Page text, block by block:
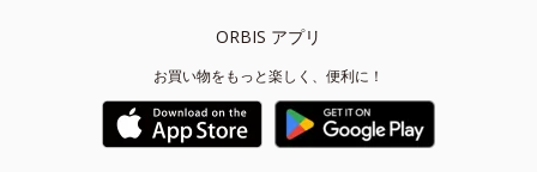
ORBIS アプリ
お買い物をもっと楽しく、便利に！